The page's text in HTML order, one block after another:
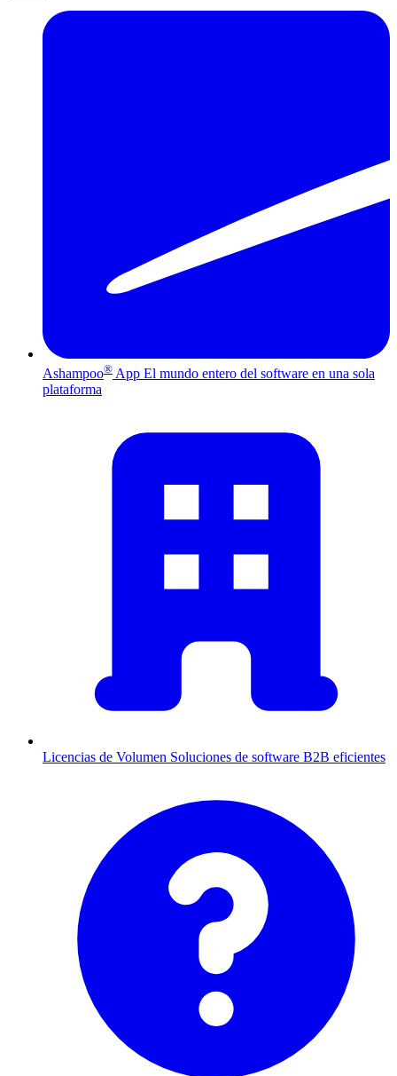
Ashampoo® App El mundo entero del software en una sola
plataforma
Licencias de Volumen Soluciones de software B2B eficientes